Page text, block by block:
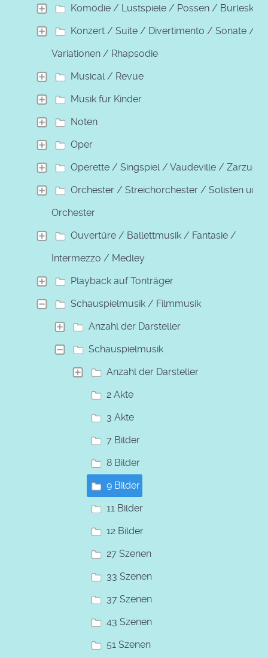
Komödie / Lustspiele / Possen / Burleske
Konzert / Suite / Divertimento / Sonate /
Variationen / Rhapsodie
Musical / Revue
Musik für Kinder
Noten
Oper
Operette / Singspiel / Vaudeville / Zarzuela
Orchester / Streichorchester / Solisten und
Orchester
Ouvertüre / Ballettmusik / Fantasie /
Intermezzo / Medley
Playback auf Tonträger
Schauspielmusik / Filmmusik
Anzahl der Darsteller
Schauspielmusik
Anzahl der Darsteller
2 Akte
3 Akte
7 Bilder
8 Bilder
9 Bilder
11 Bilder
12 Bilder
27 Szenen
33 Szenen
37 Szenen
43 Szenen
51 Szenen